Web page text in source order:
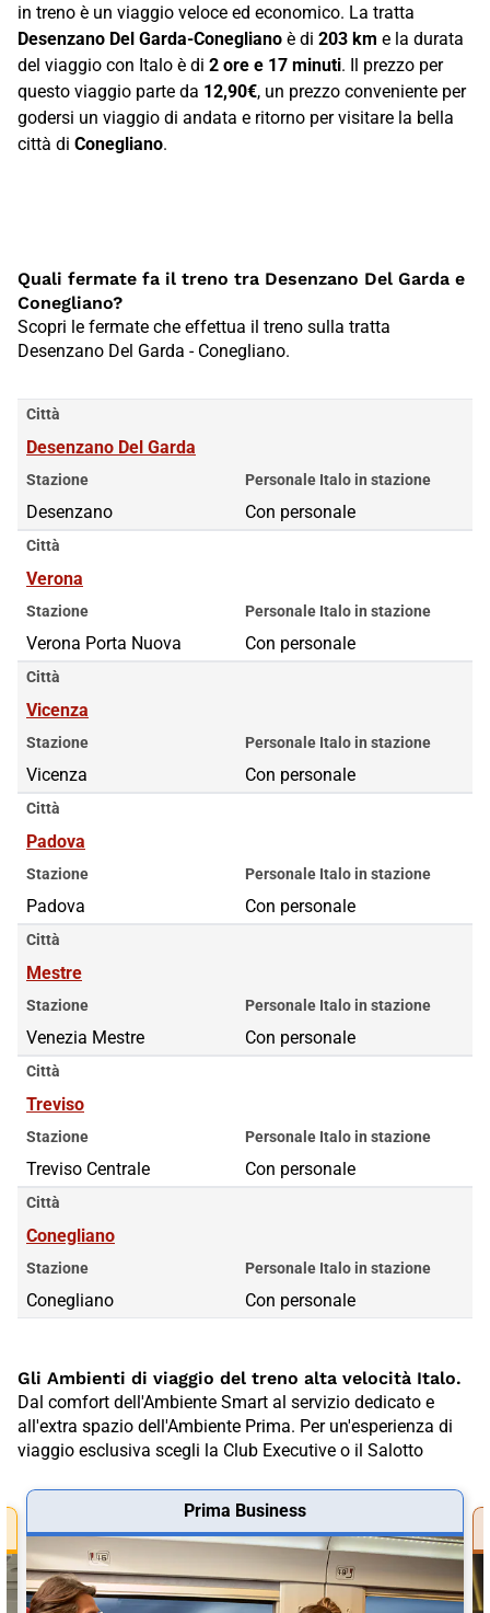
in treno è un viaggio veloce ed economico. La tratta
Desenzano Del Garda-Conegliano è di 203 km e la durata
del viaggio con Italo è di 2 ore e 17 minuti. Il prezzo per
questo viaggio parte da 12,90€, un prezzo conveniente per
godersi un viaggio di andata e ritorno per visitare la bella
città di Conegliano.
Quali fermate fa il treno tra Desenzano Del Garda e
Conegliano?
Scopri le fermate che effettua il treno sulla tratta
Desenzano Del Garda - Conegliano.
Città
Desenzano Del Garda
Stazione
Desenzano
Personale Italo in stazione
Con personale
Città
Verona
Stazione
Verona Porta Nuova
Personale Italo in stazione
Con personale
Città
Vicenza
Stazione
Vicenza
Personale Italo in stazione
Con personale
Città
Padova
Stazione
Padova
Personale Italo in stazione
Con personale
Città
Mestre
Stazione
Venezia Mestre
Personale Italo in stazione
Con personale
Città
Treviso
Stazione
Treviso Centrale
Personale Italo in stazione
Con personale
Città
Conegliano
Stazione
Conegliano
Personale Italo in stazione
Con personale
Gli Ambienti di viaggio del treno alta velocità Italo.
Dal comfort dell'Ambiente Smart al servizio dedicato e
all'extra spazio dell'Ambiente Prima. Per un'esperienza di
viaggio esclusiva scegli la Club Executive o il Salotto
Prima Business